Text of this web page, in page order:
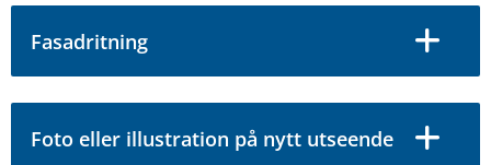
Fasadritning
Foto eller illustration på nytt utseende